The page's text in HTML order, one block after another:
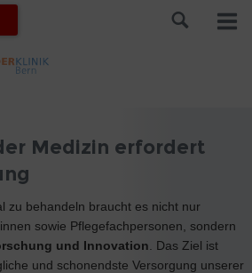
Medizin erfordert
zu behandeln braucht es nicht nur
sowie Pflegefachpersonen, sondern
und Innovation . Das Ziel ist
und schonendste Versorgung unserer